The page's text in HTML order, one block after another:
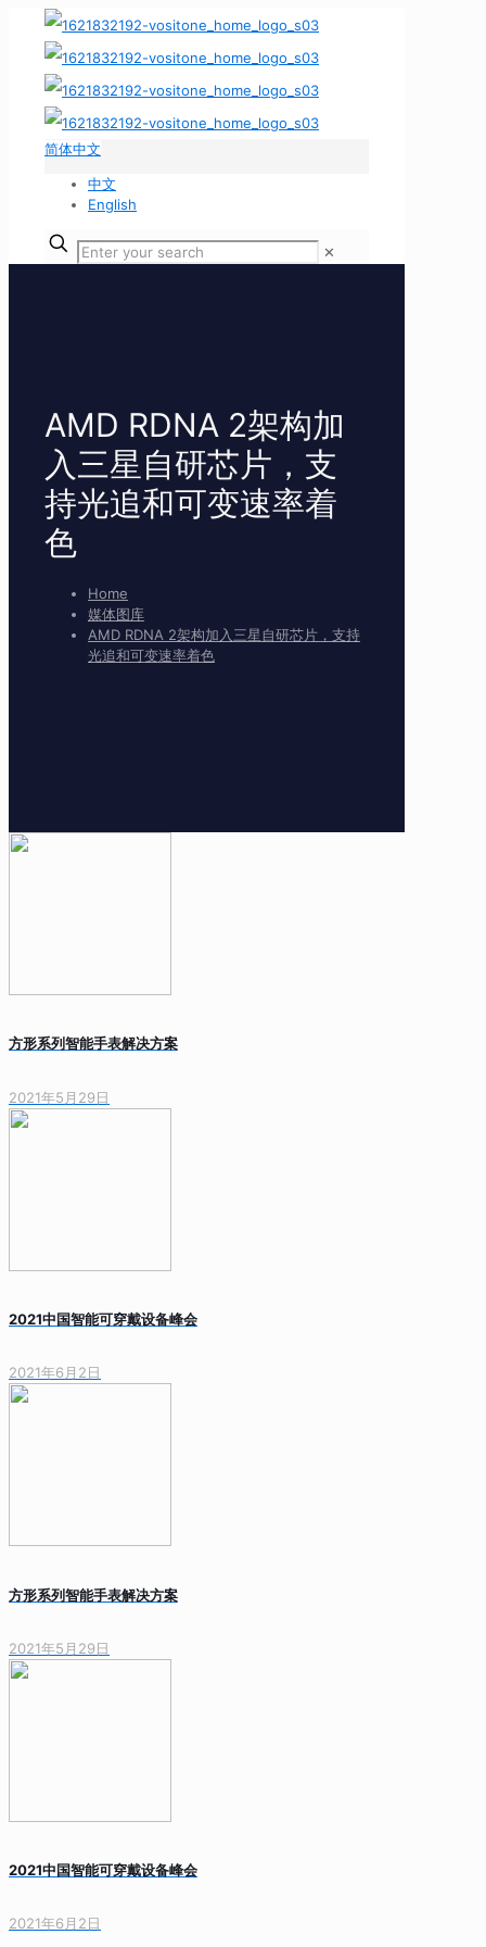
简体中文
中文
English
✕
AMD RDNA 2架构加
入三星自研芯片，支
持光追和可变速率着
色
Home
媒体图库
AMD RDNA 2架构加入三星自研芯片，支持
光追和可变速率着色
方形系列智能手表解决方案
2021年5月29日
2021中国智能可穿戴设备峰会
2021年6月2日
方形系列智能手表解决方案
2021年5月29日
2021中国智能可穿戴设备峰会
2021年6月2日